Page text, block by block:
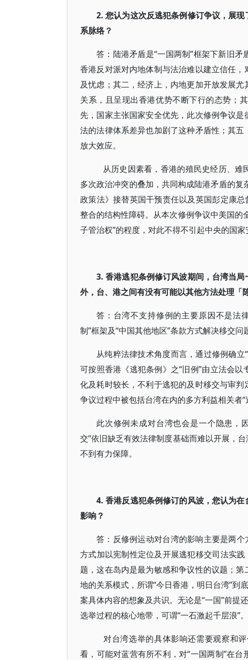
2. 您认为这次反逃犯条例修订争议，展
系脉络？
答：陆港矛盾是“一国两制”框架下新旧
香港反对派对内地体制与法治难以建立信任
及忧虑；其二，经济上，内地更加开放发展
关系，且呈现出香港优势不断下行的态势；
先，国家主张国家安全优先，此次修例争议
法的法律体系差异也加剧了这种矛盾性；其
放大效应。
从历史因素看，香港的殖民史经历、难
多次政治冲突的叠加，共同构成陆港矛盾的
政策法》接替英国干预责任以及英国彭定康
整合的结构性障碍。从本次修例争议中美国的
子管治权”的程度，对此不得不引起中央的国家
3. 香港逃犯条例修订风波期间，台湾当
外，台、港之间有没有可能以其他方法处理「
答：台湾不支持修例的主要原因不是法
制”框架及“中国其他地区”条款方式解决移交问
从纯粹法律技术角度而言，通过修例确
可按照香港《逃犯条例》之“旧例”由立法会
化及耗时较长，不利于逃犯的及时移交与审
争议过程中被包括台湾在内的多方利益相关者“
此次修例未成对台湾也会是一个隐患，
交”依旧缺乏有效法律制度基础而难以开展，
不到有力保障。
4. 香港反逃犯条例修订的风波，您认为
影响？
答：反修例运动对台湾的影响主要是两
方式加以宪制性定位及开展逃犯移交司法实
题，这在岛内是最为敏感和争议性的议题；
地的关系模式，所谓“今日香港，明日台湾”到
案具体内容的想象及共识。无论是“一国”前提
选举过程的核心地带，可谓“一石激起千层浪”。
对台湾选举的具体影响还需要观察和
看，可能对蓝营有所不利，对“一国两制”在